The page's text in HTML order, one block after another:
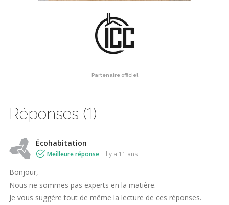
Partenaire officiel
Réponses (1)
Écohabitation
Meilleure réponse il y a 11 ans
Bonjour,
Nous ne sommes pas experts en la matière.
Je vous suggère tout de même la lecture de ces réponses.